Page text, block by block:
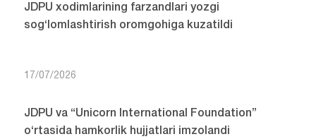
JDPU xodimlarining farzandlari yozgi
sog‘lomlashtirish oromgohiga kuzatildi
17/07/2026
JDPU va “Unicorn International Foundation”
o‘rtasida hamkorlik hujjatlari imzolandi